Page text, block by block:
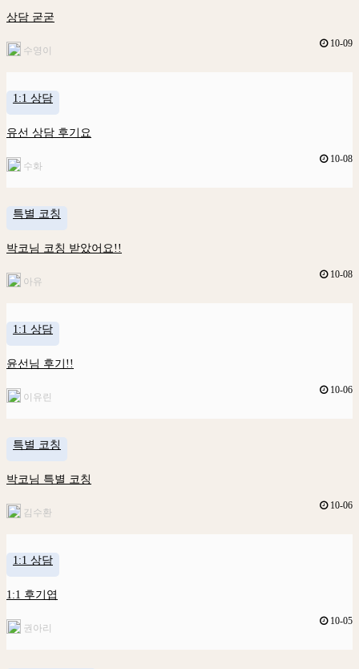
상담 굳굳
수영이
10-09
1:1 상담
유선 상담 후기요
수화
10-08
특별 코칭
박코님 코칭 받았어요!!
아유
10-08
1:1 상담
윤선님 후기!!
이유린
10-06
특별 코칭
박코님 특별 코칭
김수환
10-06
1:1 상담
1:1 후기엽
권아리
10-05